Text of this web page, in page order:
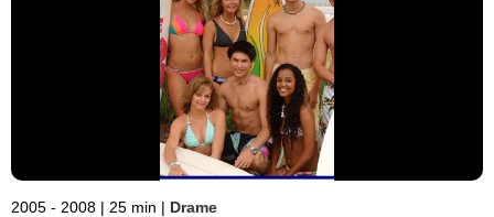
2005 - 2008 | 25 min | Drame